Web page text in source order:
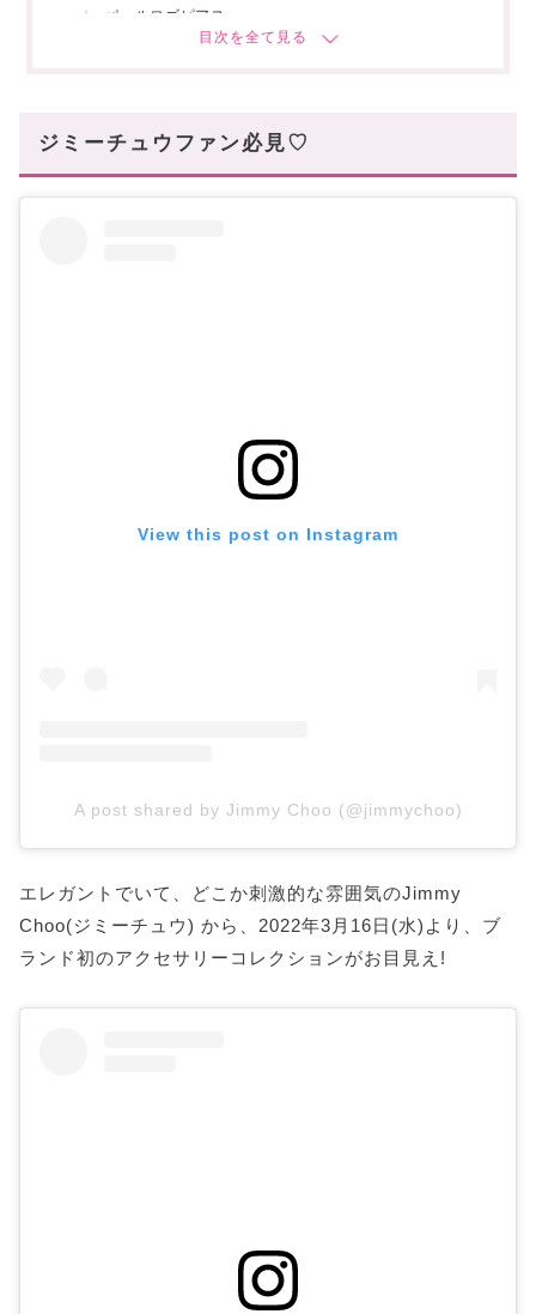
パールロゴピアス
パールロゴリング
ジミーチュウファン必見♡
View this post on Instagram
A post shared by Jimmy Choo (@jimmychoo)
エレガントでいて、どこか刺激的な雰囲気のJimmy
Choo(ジミーチュウ) から、2022年3月16日(水)より、ブ
ランド初のアクセサリーコレクションがお目見え!